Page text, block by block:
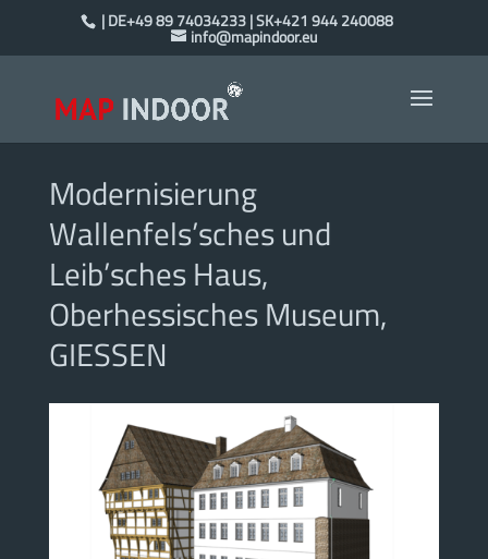
| DE+49 89 74034233 | SK+421 944 240088
info@mapindoor.eu
Modernisierung
Wallenfels’sches und
Leib’sches Haus,
Oberhessisches Museum,
GIESSEN